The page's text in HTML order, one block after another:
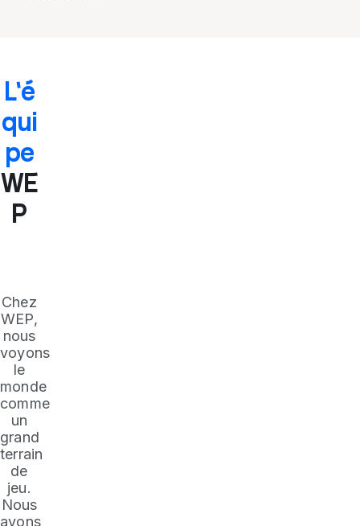
L'é
qui
pe
WE
P
Chez
WEP,
nous
voyons
le
monde
comme
un
grand
terrain
de
jeu.
Nous
avons